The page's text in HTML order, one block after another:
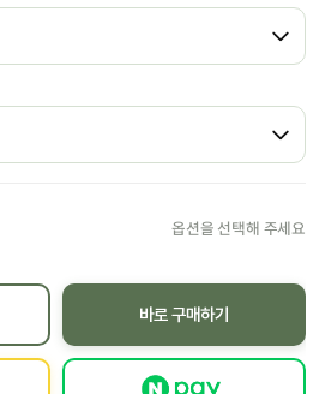
바로 구매하기